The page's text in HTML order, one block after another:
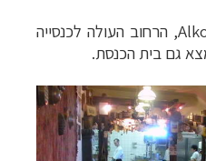
, הרחוב העולה לכנסייה
גם בית הכנסת.